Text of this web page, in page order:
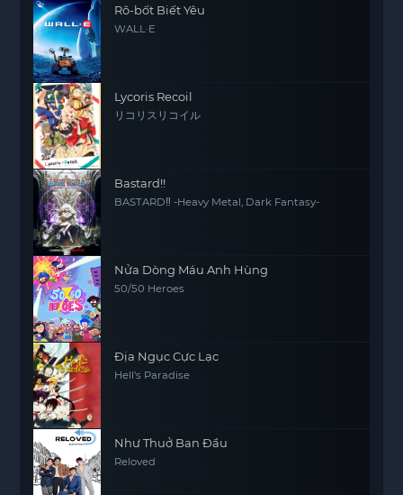
Rô-bốt Biết Yêu
WALL·E
Lycoris Recoil
リコリスリコイル
Bastard!!
BASTARD‼ -Heavy Metal, Dark Fantasy-
Nửa Dòng Máu Anh Hùng
50/50 Heroes
Địa Ngục Cực Lạc
Hell's Paradise
Như Thuở Ban Đầu
Reloved